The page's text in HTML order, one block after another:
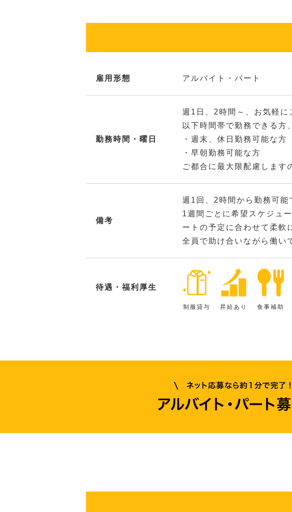
雇用形態 アルバイト・パート
勤務時間・曜日
週1日、2時間～、お気軽に
以下時間帯で勤務できる方
・週末、休日勤務可能な方
・早朝勤務可能な方
ご都合に最大限配慮します
備考
週1回、2時間から勤務可能
1週間ごとに希望スケジュ
ートの予定に合わせて柔軟
全員で助け合いながら働い
待遇・福利厚生
制服貸与 昇給あり 食事補助